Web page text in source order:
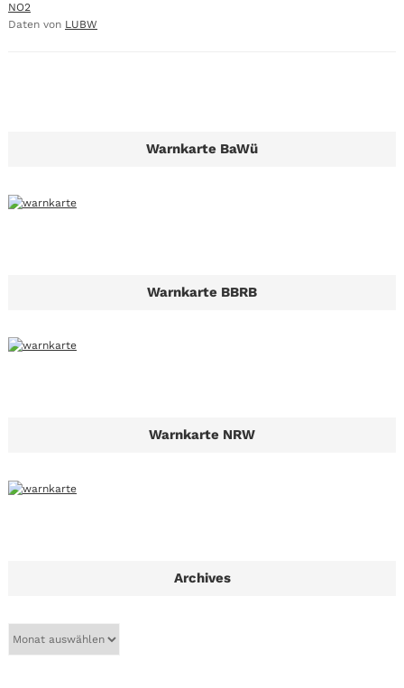
NO2
Daten von LUBW
Warnkarte BaWü
Warnkarte BBRB
Warnkarte NRW
Archives